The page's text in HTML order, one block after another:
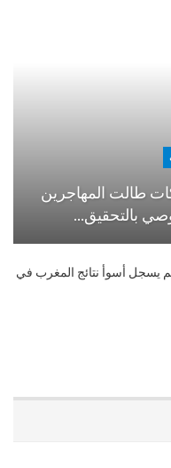
طالت المهاجرين
بالتحقيق…
التعليم يسجل أسوأ نتائج المغرب في